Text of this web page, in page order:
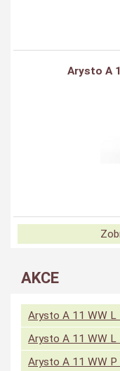
Arysto A
AKCE
Arysto A 11 WW
Arysto A 11 WW
Arysto A 11 WW